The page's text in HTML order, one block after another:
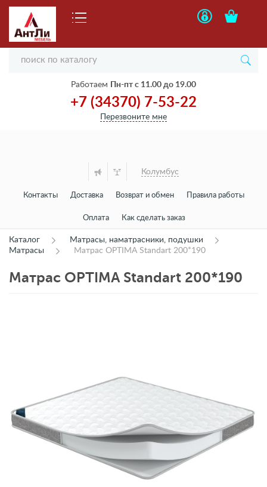
Работаем Пн-пт с 11.00 до 19.00
+7 (34370) 7-53-22
Перезвоните мне
Колумбус
Контакты Доставка Возврат и обмен Правила работы
Оплата Как сделать заказ
Каталог
Матрасы, наматрасники, подушки
Матрасы
Матрас OPTIMA Standart 200*190
Матрас OPTIMA Standart 200*190